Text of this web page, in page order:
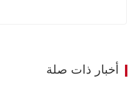
أخبار ذات صلة